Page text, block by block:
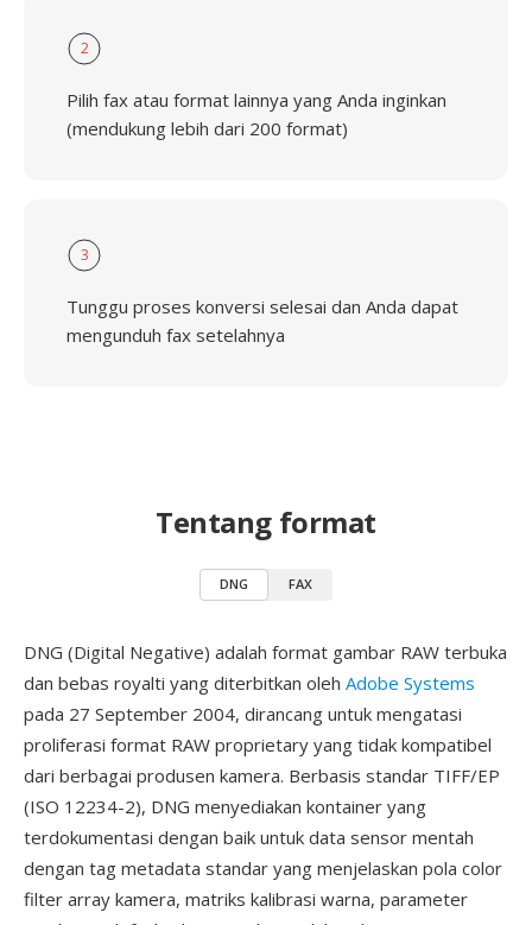
2
Pilih fax atau format lainnya yang Anda inginkan
(mendukung lebih dari 200 format)
3
Tunggu proses konversi selesai dan Anda dapat
mengunduh fax setelahnya
Tentang format
DNG FAX
DNG (Digital Negative) adalah format gambar RAW terbuka
dan bebas royalti yang diterbitkan oleh Adobe Systems
pada 27 September 2004, dirancang untuk mengatasi
proliferasi format RAW proprietary yang tidak kompatibel
dari berbagai produsen kamera. Berbasis standar TIFF/EP
(ISO 12234-2), DNG menyediakan kontainer yang
terdokumentasi dengan baik untuk data sensor mentah
dengan tag metadata standar yang menjelaskan pola color
filter array kamera, matriks kalibrasi warna, parameter